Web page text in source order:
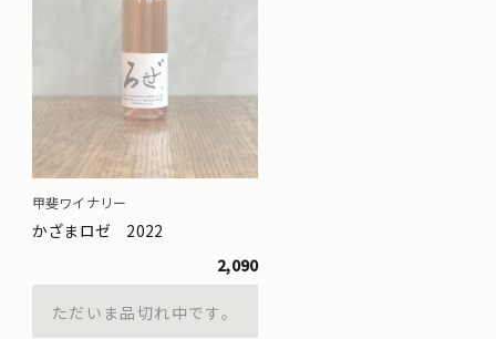
甲斐ワイナリー
かざまロゼ 2022
2,090
ただいま品切れ中です。